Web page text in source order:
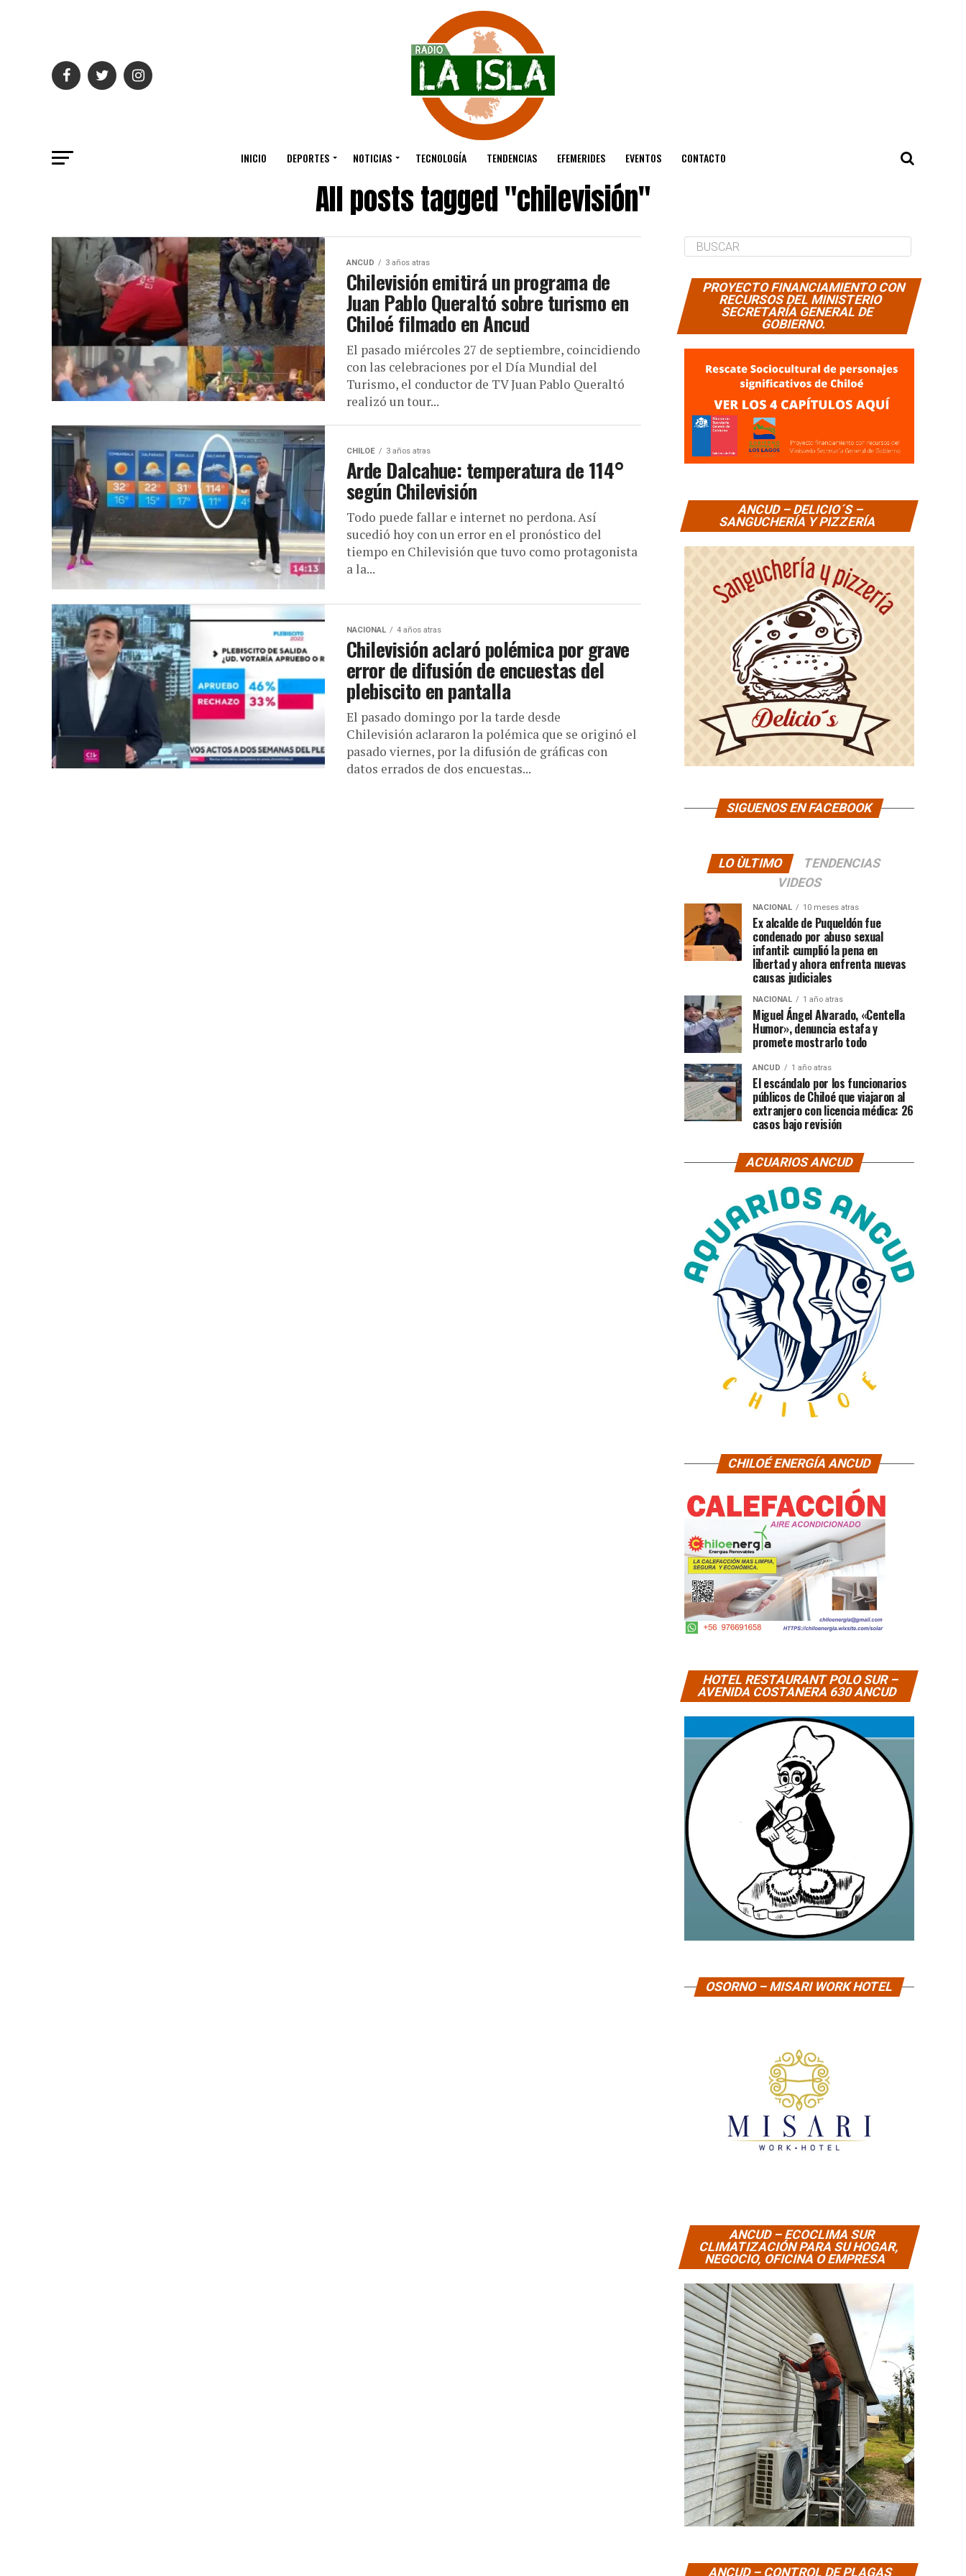
INICIO DEPORTES NOTICIAS TECNOLOGÍA TENDENCIAS EFEMERIDES EVENTOS CONTACTO
All posts tagged "chilevisión"
ANCUD 3 años atras
Chilevisión emitirá un programa de
Juan Pablo Queraltó sobre turismo en
Chiloé filmado en Ancud
El pasado miércoles 27 de septiembre, coincidiendo
con las celebraciones por el Día Mundial del
Turismo, el conductor de TV Juan Pablo Queraltó
realizó un tour...
CHILOE 3 años atras
Arde Dalcahue: temperatura de 114°
según Chilevisión
Todo puede fallar e internet no perdona. Así
sucedió hoy con un error en el pronóstico del
tiempo en Chilevisión que tuvo como protagonista
a la...
NACIONAL 4 años atras
Chilevisión aclaró polémica por grave
error de difusión de encuestas del
plebiscito en pantalla
El pasado domingo por la tarde desde
Chilevisión aclararon la polémica que se originó el
pasado viernes, por la difusión de gráficas con
datos errados de dos encuestas...
PROYECTO FINANCIAMIENTO CON
RECURSOS DEL MINISTERIO
SECRETARÍA GENERAL DE
GOBIERNO.
ANCUD – DELICIO´S –
SANGUCHERÍA Y PIZZERÍA
SIGUENOS EN FACEBOOK
LO ÙLTIMO
TENDENCIAS
VIDEOS
NACIONAL 10 meses atras
Ex alcalde de Puqueldón fue
condenado por abuso sexual
infantil: cumplió la pena en
libertad y ahora enfrenta nuevas
causas judiciales
NACIONAL 1 año atras
Miguel Ángel Alvarado, «Centella
Humor», denuncia estafa y
promete mostrarlo todo
ANCUD 1 año atras
El escándalo por los funcionarios
públicos de Chiloé que viajaron al
extranjero con licencia médica: 26
casos bajo revisión
ACUARIOS ANCUD
CHILOÉ ENERGÍA ANCUD
HOTEL RESTAURANT POLO SUR –
AVENIDA COSTANERA 630 ANCUD
OSORNO – MISARI WORK HOTEL
ANCUD – ECOCLIMA SUR
CLIMATIZACIÓN PARA SU HOGAR,
NEGOCIO, OFICINA O EMPRESA
ANCUD – CONTROL DE PLAGAS